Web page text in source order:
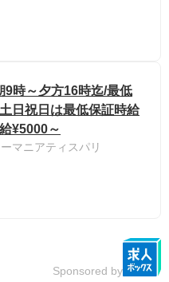
9時～夕方16時迄/最低
日祝日は最低保証時給
¥5000～
マニアティスパリ
Sponsored by